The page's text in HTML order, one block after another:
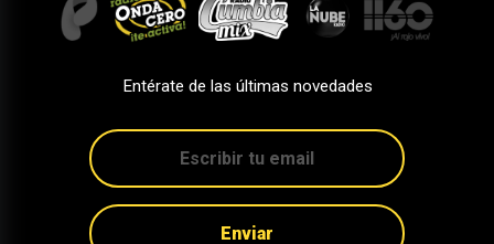
Entérate de las últimas novedades
Enviar